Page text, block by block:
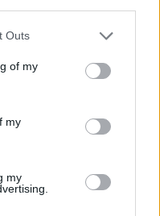
Outs
of my
my
my
hattutempun NHL:ssä!
Sveitsi-peliin –
tekee paluun
Suomen 2.